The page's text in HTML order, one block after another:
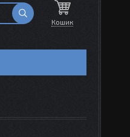
Кошик